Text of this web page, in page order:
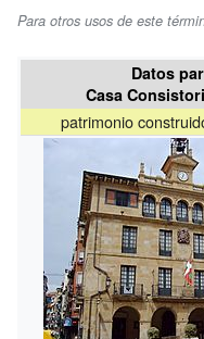
Para otros usos de este
Datos
Casa
patrimonio